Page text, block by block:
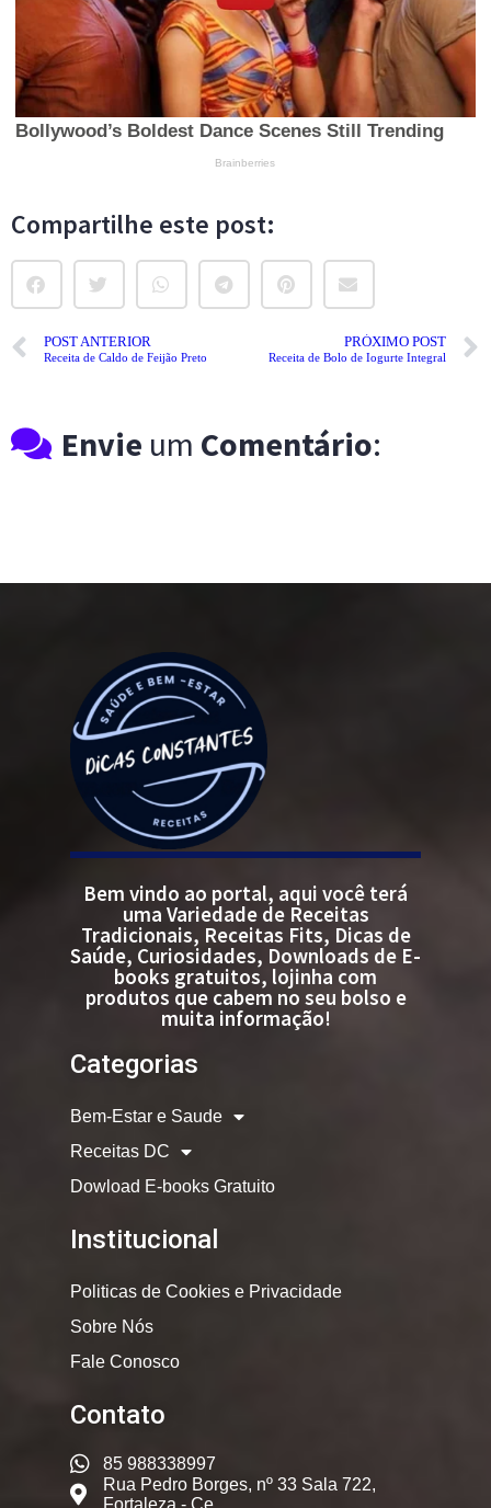
Compartilhe este post:
POST ANTERIOR
Receita de Caldo de Feijão Preto
PRÓXIMO POST
Receita de Bolo de Iogurte Integral
Envie um Comentário:
Bem vindo ao portal, aqui você terá
uma Variedade de Receitas
Tradicionais, Receitas Fits, Dicas de
Saúde, Curiosidades, Downloads de E-
books gratuitos, lojinha com
produtos que cabem no seu bolso e
muita informação!
Categorias
Bem-Estar e Saude
Receitas DC
Dowload E-books Gratuito
Institucional
Politicas de Cookies e Privacidade
Sobre Nós
Fale Conosco
Contato
85 988338997
Rua Pedro Borges, nº 33 Sala 722,
Fortaleza - Ce